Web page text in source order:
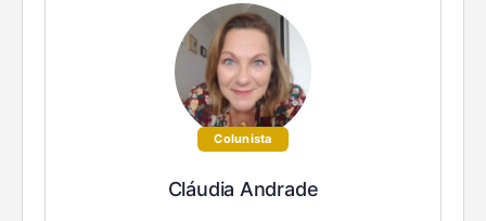
Colunista
Cláudia Andrade